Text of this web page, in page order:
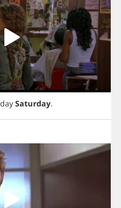
daySaturday.